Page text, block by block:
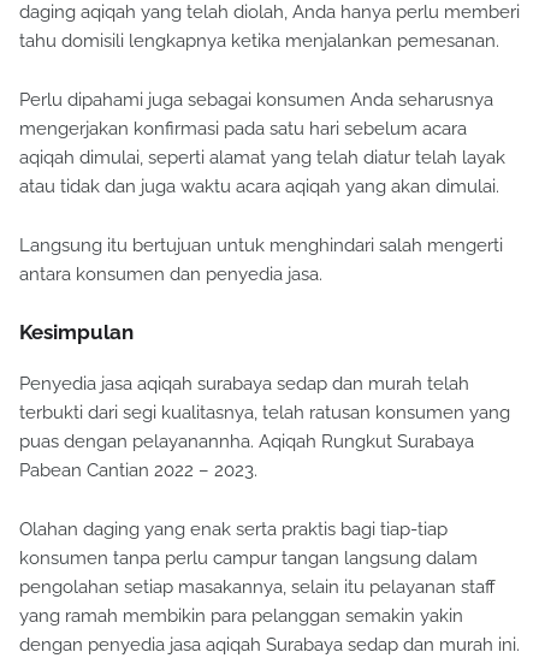
daging aqiqah yang telah diolah, Anda hanya perlu memberi
tahu domisili lengkapnya ketika menjalankan pemesanan.
Perlu dipahami juga sebagai konsumen Anda seharusnya
mengerjakan konfirmasi pada satu hari sebelum acara
aqiqah dimulai, seperti alamat yang telah diatur telah layak
atau tidak dan juga waktu acara aqiqah yang akan dimulai.
Langsung itu bertujuan untuk menghindari salah mengerti
antara konsumen dan penyedia jasa.
Kesimpulan
Penyedia jasa aqiqah surabaya sedap dan murah telah
terbukti dari segi kualitasnya, telah ratusan konsumen yang
puas dengan pelayanannha. Aqiqah Rungkut Surabaya
Pabean Cantian 2022 – 2023.
Olahan daging yang enak serta praktis bagi tiap-tiap
konsumen tanpa perlu campur tangan langsung dalam
pengolahan setiap masakannya, selain itu pelayanan staff
yang ramah membikin para pelanggan semakin yakin
dengan penyedia jasa aqiqah Surabaya sedap dan murah ini.